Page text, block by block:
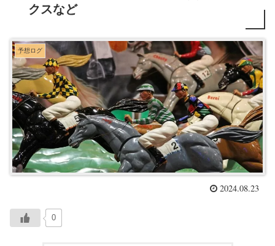
クスなど
予想ログ
2024.08.23
0